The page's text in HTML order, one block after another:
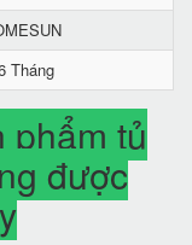
Tháng
phẩm tủ
được